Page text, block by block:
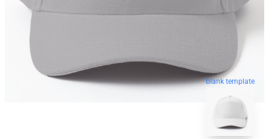
blank template